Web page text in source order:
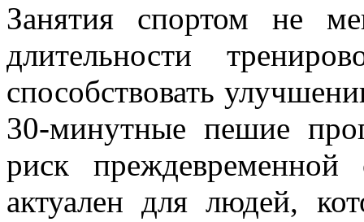
Занятия спортом не
длительности
способствовать
30-минутные пешие
риск
актуален для людей,